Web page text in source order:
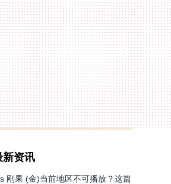
新资讯
刚果 (金)当前地区不可播放？这篇